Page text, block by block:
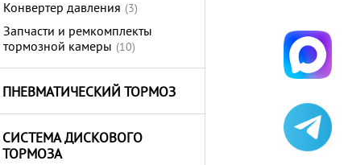
Конвертер давления (3)
Запчасти и ремкомплекты
тормозной камеры (10)
ПНЕВМАТИЧЕСКИЙ ТОРМОЗ
СИСТЕМА ДИСКОВОГО
ТОРМОЗА